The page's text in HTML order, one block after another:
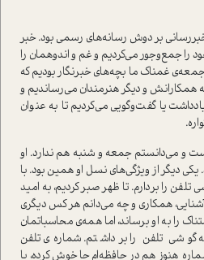
بر دوش رسانه‌های رسمی بود. خبر
را جمع‌و‌جور می‌کردیم و غم و اندوهمان را
غمناک ما بچه‌های خبرنگار بودیم که
و دیگر هنرمندان می‌رساندیم و
یا گفت‌وگویی می‌کردیم تا به عنوان
و می‌دانستم جمعه و شنبه هم ندارد. او
دیگر از ویژگی‌های نسل او همین بود. با
را بردارم. تا ظهر صبر کردیم، به امید
همکاری و چه می‌دانم هر کس دیگری
را به او برساند، اما همه‌ی محاسباتمان
گوشی تلفن را برداشتم. شماره‌ی تلفن
هنوز هم در حافظه‌ام جا خوش کرده، با